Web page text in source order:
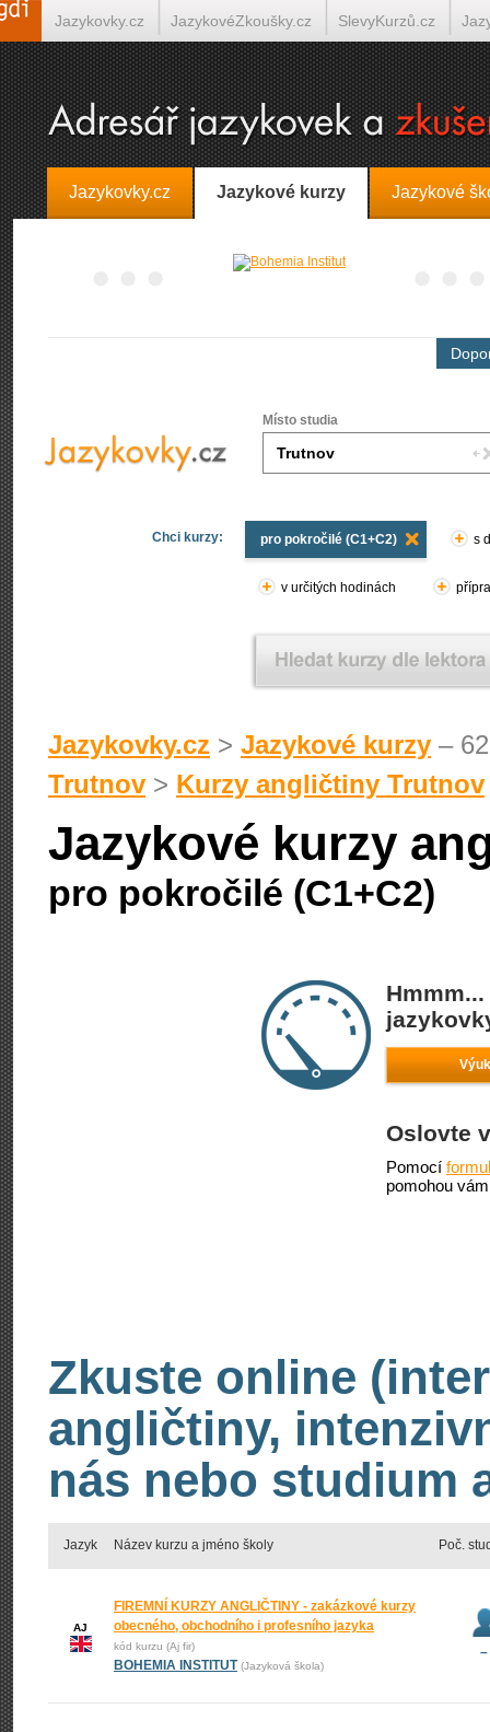
Jazykovky.cz Jazykové kurzy Jazykové
Místo studia
Chci kurzy: pro pokročilé (C1+C2) s
v určitých hodinách
Jazykovky.cz > Jazykové kurzy –
Trutnov > Kurzy angličtiny Trutnov
Jazykové kurzy
pro pokročilé (C1+C2)
Oslovte
Pomocí
pomohou
Zkuste online
angličtiny,
nás nebo studium
Jazyk Název kurzu a jméno školy Poč.
AJ
FIREMNÍ KURZY ANGLIČTINY - zakázkové kurzy
obecného, obchodního i profesního jazyka
kód kurzu (Aj fir)
BOHEMIA INSTITUT (Jazyková škola)
–
Jazykovky.cz JazykovéZkoušky.cz SlevyKurzů.cz
Španělština on-line Italština on-line Tlumočení-